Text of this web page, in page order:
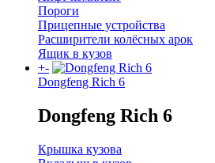
Пороги
Прицепные устройства
Расширители колёсных арок
Ящик в кузов
+-
Dongfeng Rich 6
Dongfeng Rich 6
Крышка кузова